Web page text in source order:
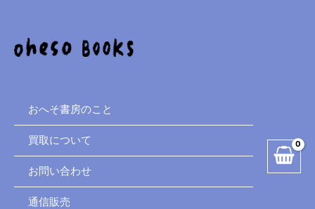
おへそ書房のこと
買取について
お問い合わせ
通信販売
Broken
Toys